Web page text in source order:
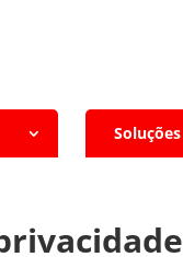
Soluções